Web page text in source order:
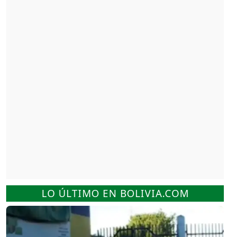
LO ÚLTIMO EN BOLIVIA.COM